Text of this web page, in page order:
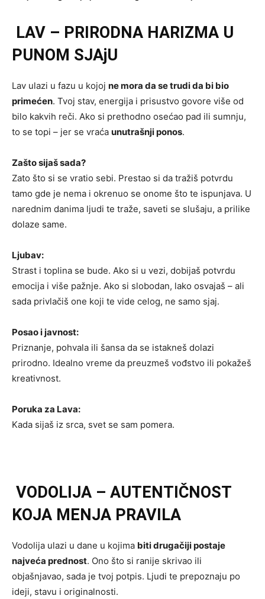
LAV – PRIRODNA HARIZMA U
PUNOM SJAjU
Lav ulazi u fazu u kojoj ne mora da se trudi da bi bio
primećen. Tvoj stav, energija i prisustvo govore više od
bilo kakvih reči. Ako si prethodno osećao pad ili sumnju,
to se topi – jer se vraća unutrašnji ponos.
Zašto sijaš sada?
Zato što si se vratio sebi. Prestao si da tražiš potvrdu
tamo gde je nema i okrenuo se onome što te ispunjava. U
narednim danima ljudi te traže, saveti se slušaju, a prilike
dolaze same.
Ljubav:
Strast i toplina se bude. Ako si u vezi, dobijaš potvrdu
emocija i više pažnje. Ako si slobodan, lako osvajaš – ali
sada privlačiš one koji te vide celog, ne samo sjaj.
Posao i javnost:
Priznanje, pohvala ili šansa da se istakneš dolazi
prirodno. Idealno vreme da preuzmeš vođstvo ili pokažeš
kreativnost.
Poruka za Lava:
Kada sijaš iz srca, svet se sam pomera.
VODOLIJA – AUTENTIČNOST
KOJA MENJA PRAVILA
Vodolija ulazi u dane u kojima biti drugačiji postaje
najveća prednost. Ono što si ranije skrivao ili
objašnjavao, sada je tvoj potpis. Ljudi te prepoznaju po
ideji, stavu i originalnosti.